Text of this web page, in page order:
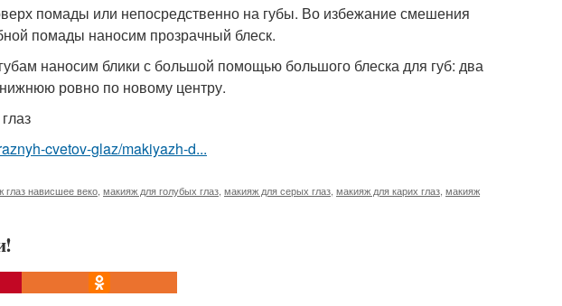
помады или непосредственно на губы. Во избежание смешения
помады наносим прозрачный блеск.
наносим блики с большой помощью большого блеска для губ: два
ровно по новому центру.
cvetov-glaz/makiyazh-d...
глаз нависшее веко макияж для голубых глаз макияж для серых глаз макияж для карих глаз макияж